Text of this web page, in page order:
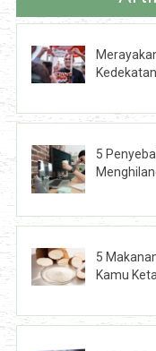
5
5
Kamu